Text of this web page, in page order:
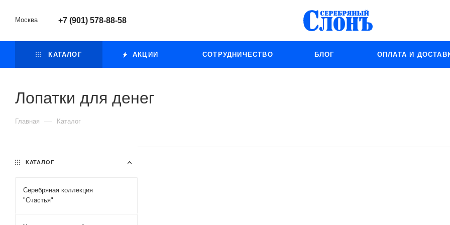
Москва +7 (901) 578-88-58
КАТАЛОГ АКЦИИ СОТРУДНИЧЕСТВО БЛОГ ОПЛАТА И
Лопатки для денег
Главная — Каталог
КАТАЛОГ
Серебряная коллекция
"Счастья"